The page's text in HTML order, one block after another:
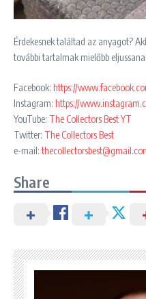
Érdekesnek találtad az anyagot?
további tartalmak mielőbb
Facebook: https://
Instagram: https://
YouTube: The Collectors Best YT
Twitter: The Collectors Best
e-mail:
Share